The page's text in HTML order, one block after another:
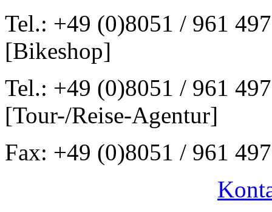
Tel.: +49 (0)8051 / 961
[Bikeshop]
Tel.: +49 (0)8051 / 961
[Tour-/Reise-Agentur]
Fax: +49 (0)8051 / 961